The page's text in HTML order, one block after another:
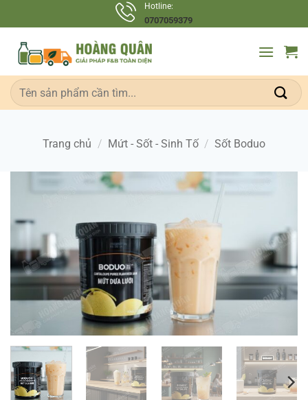
qua
dung
Hotline:
0707059379
Tìm
kiếm:
Trang chủ / Mứt - Sốt - Sinh Tố / Sốt Boduo